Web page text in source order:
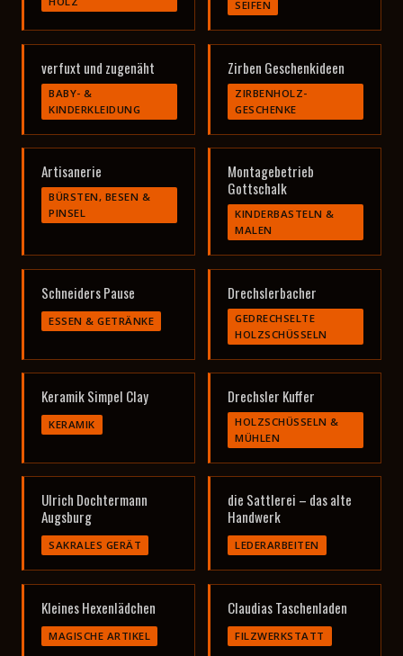
SEIFEN
verfuxt und zugenäht
BABY- &
KINDERKLEIDUNG
Zirben Geschenkideen
ZIRBENHOLZ-
GESCHENKE
Artisanerie
BÜRSTEN, BESEN &
PINSEL
Montagebetrieb
Gottschalk
KINDERBASTELN &
MALEN
Schneiders Pause
ESSEN & GETRÄNKE
Drechslerbacher
GEDRECHSELTE
HOLZSCHÜSSELN
Keramik Simpel Clay
KERAMIK
Drechsler Kuffer
HOLZSCHÜSSELN &
MÜHLEN
Ulrich Dochtermann
Augsburg
SAKRALES GERÄT
die Sattlerei – das alte
Handwerk
LEDERARBEITEN
Kleines Hexenlädchen
MAGISCHE ARTIKEL
Claudias Taschenladen
FILZWERKSTATT